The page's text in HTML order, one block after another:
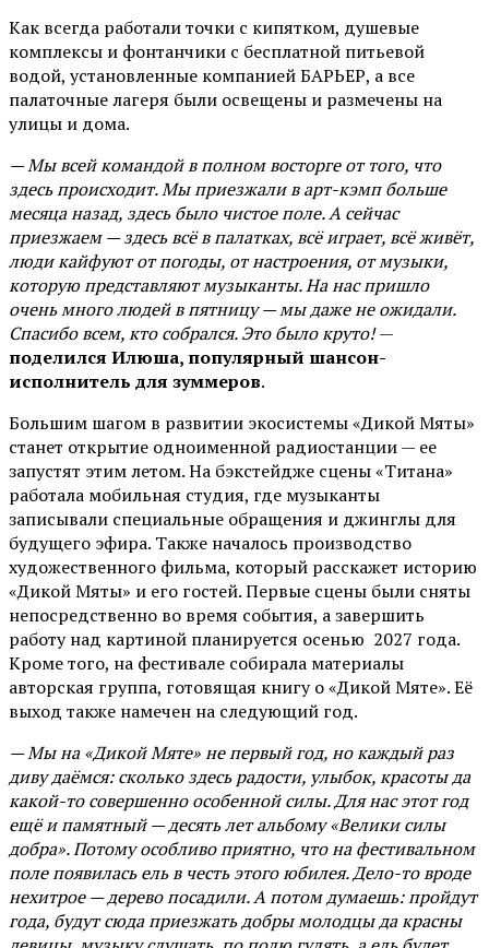
Как всегда работали точки с кипятком, душевые
комплексы и фонтанчики с бесплатной питьевой
водой, установленные компанией БАРЬЕР, а все
палаточные лагеря были освещены и размечены на
улицы и дома.
— Мы всей командой в полном восторге от того, что
здесь происходит. Мы приезжали в арт-кэмп больше
месяца назад, здесь было чистое поле. А сейчас
приезжаем — здесь всё в палатках, всё играет, всё живёт,
люди кайфуют от погоды, от настроения, от музыки,
которую представляют музыканты. На нас пришло
очень много людей в пятницу — мы даже не ожидали.
Спасибо всем, кто собрался. Это было круто!—
поделился Илюша, популярный шансон-
исполнитель для зуммеров.
Большим шагом в развитии экосистемы «Дикой Мяты»
станет открытие одноименной радиостанции — ее
запустят этим летом. На бэкстейдже сцены «Титана»
работала мобильная студия, где музыканты
записывали специальные обращения и джинглы для
будущего эфира. Также началось производство
художественного фильма, который расскажет историю
«Дикой Мяты» и его гостей. Первые сцены были сняты
непосредственно во время события, а завершить
работу над картиной планируется осенью 2027 года.
Кроме того, на фестивале собирала материалы
авторская группа, готовящая книгу о «Дикой Мяте». Её
выход также намечен на следующий год.
— Мы на «Дикой Мяте» не первый год, но каждый раз
диву даёмся: сколько здесь радости, улыбок, красоты да
какой-то совершенно особенной силы. Для нас этот год
ещё и памятный — десять лет альбому «Велики силы
добра». Потому особливо приятно, что на фестивальном
поле появилась ель в честь этого юбилея. Дело-то вроде
нехитрое — дерево посадили. А потом думаешь: пройдут
года, будут сюда приезжать добры молодцы да красны